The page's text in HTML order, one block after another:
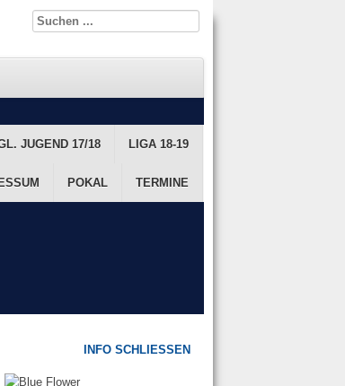
JUGEND
FTS RANGLISTE
JUGEND 17/18 LIGA 18-19
POKAL TERMINE
INFO SCHLIESSEN